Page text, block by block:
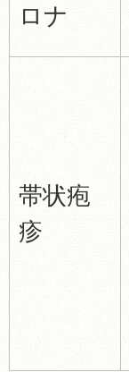
ロナ
帯状疱
疹